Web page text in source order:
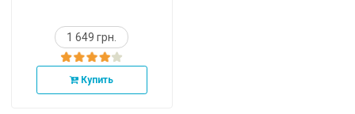
1 649 грн.
Купить